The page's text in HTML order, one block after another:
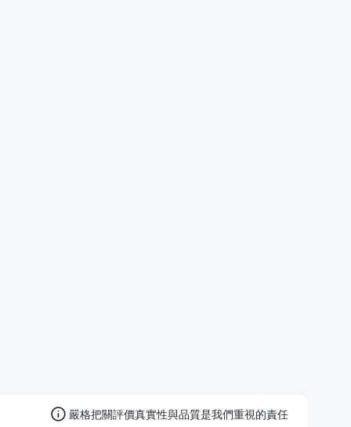
嚴格把關評價真實性與品質是我們重視的責任